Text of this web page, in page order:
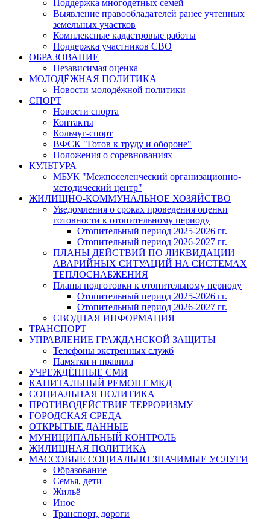
Поддержка многодетных семей
Выявление правообладателей ранее учтенных
земельных участков
Комплексные кадастровые работы
Поддержка участников СВО
ОБРАЗОВАНИЕ
Независимая оценка
МОЛОДЁЖНАЯ ПОЛИТИКА
Новости молодёжной политики
СПОРТ
Новости спорта
Контакты
Кольчуг-спорт
ВФСК "Готов к труду и обороне"
Положения о соревнованиях
КУЛЬТУРА
МБУК "Межпоселенческий организационно-
методический центр"
ЖИЛИЩНО-КОММУНАЛЬНОЕ ХОЗЯЙСТВО
Уведомления о сроках проведения оценки
готовности к отопительному периоду
Отопительный период 2025-2026 гг.
Отопительный период 2026-2027 гг.
ПЛАНЫ ДЕЙСТВИЙ ПО ЛИКВИДАЦИИ
АВАРИЙНЫХ СИТУАЦИЙ НА СИСТЕМАХ
ТЕПЛОСНАБЖЕНИЯ
Планы подготовки к отопительному периоду
Отопительный период 2025-2026 гг.
Отопительный период 2026-2027 гг.
СВОДНАЯ ИНФОРМАЦИЯ
ТРАНСПОРТ
УПРАВЛЕНИЕ ГРАЖДАНСКОЙ ЗАЩИТЫ
Телефоны экстренных служб
Памятки и правила
УЧРЕЖДЁННЫЕ СМИ
КАПИТАЛЬНЫЙ РЕМОНТ МКД
СОЦИАЛЬНАЯ ПОЛИТИКА
ПРОТИВОДЕЙСТВИЕ ТЕРРОРИЗМУ
ГОРОДСКАЯ СРЕДА
ОТКРЫТЫЕ ДАННЫЕ
МУНИЦИПАЛЬНЫЙ КОНТРОЛЬ
ЖИЛИЩНАЯ ПОЛИТИКА
МАССОВЫЕ СОЦИАЛЬНО ЗНАЧИМЫЕ УСЛУГИ
Образование
Семья, дети
Жильё
Иное
Транспорт, дороги